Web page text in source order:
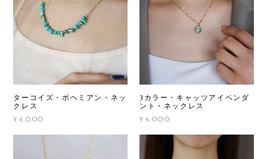
ターコイズ・ボヘミアン・ネッ
クレス
¥4,000
3カラー・キャッツアイペンダ
ント・ネックレス
¥4,000